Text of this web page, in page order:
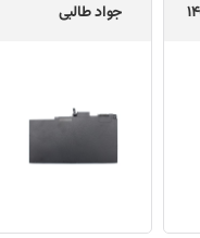
جواد طالبی